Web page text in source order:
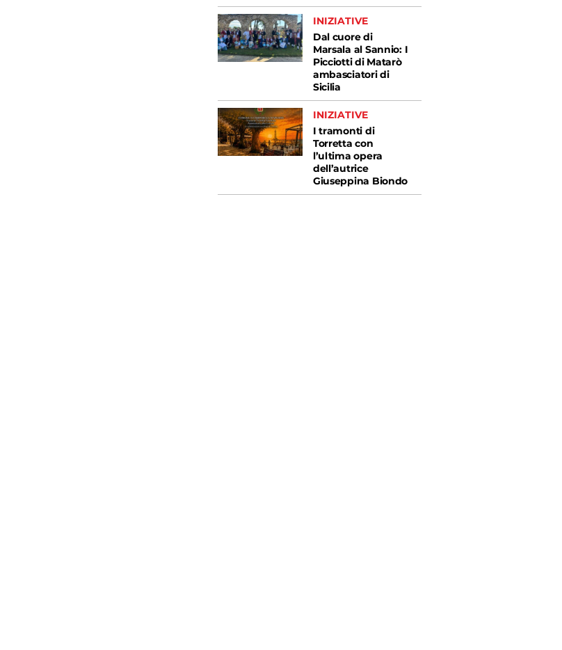
INIZIATIVE
Dal cuore di
Marsala al Sannio: I
Picciotti di Matarò
ambasciatori di
Sicilia
INIZIATIVE
I tramonti di
Torretta con
l’ultima opera
dell’autrice
Giuseppina Biondo